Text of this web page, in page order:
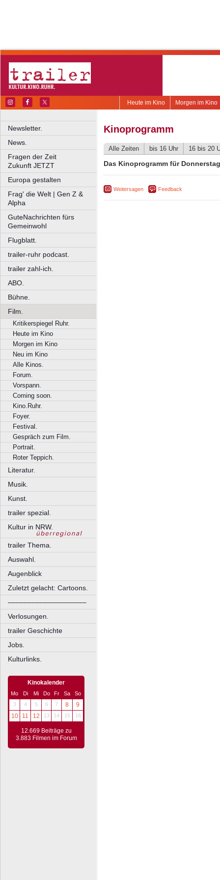
Morgen im Kino
Heute im Kino
Newsletter.
News.
Fragen der Zeit
Zukunft JETZT
Europa gestalten
Frag' die Welt | Gen Z &
Alpha
GuteNachrichten fürs
Gemeinwohl
Flugblatt.
trailer-ruhr podcast.
trailer zahl-ich.
ABO.
Bühne.
Film.
Kritikerspiegel Ruhr.
Heute im Kino
Morgen im Kino
Neu im Kino
Alle Kinos.
Forum.
Vorspann.
Coming soon.
Kino.Ruhr.
Foyer.
Festival.
Gespräch zum Film.
Portrait.
Roter Teppich.
Literatur.
Musik.
Kunst.
trailer spezial.
Kultur in NRW.
trailer Thema.
Auswahl.
Augenblick
Zuletzt gelacht: Cartoons.
––––––––––––––––––––
Verlosungen.
trailer Geschichte
Jobs.
Kulturlinks.
Kinokalender
Mo Di Mi Do Fr Sa
So
3
4 5 6 7 8
9
10
11 12 13 14 15 16
12.669 Beiträge zu
3.883 Filmen im Forum
Kinoprogramm
Alle Zeiten bis 16 Uhr 16 bis 20
Das Kinoprogramm für
Weitersagen Feedback